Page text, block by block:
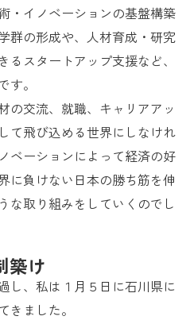
・イノベーションの基盤構築
群の形成や、人材育成・研究
スタートアップ支援など、
。
の交流、就職、キャリアアッ
て飛び込める世界にしなけれ
ベーションによって経済の好
に負けない日本の勝ち筋を伸
な取り組みをしていくのでし
築け
し、私は１月５日に石川県に
きました。